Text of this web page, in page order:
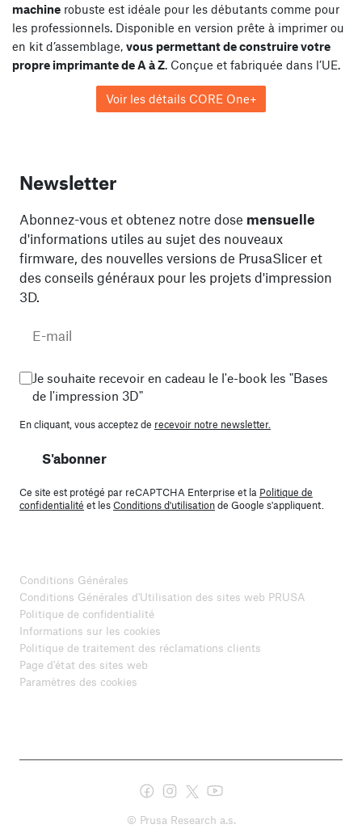
machine robuste est idéale pour les débutants comme pour
les professionnels. Disponible en version prête à imprimer ou
en kit d’assemblage, vous permettant de construire votre
propre imprimante de A à Z. Conçue et fabriquée dans l’UE.
Voir les détails CORE One+
Newsletter
Abonnez-vous et obtenez notre dose mensuelle
d'informations utiles au sujet des nouveaux
firmware, des nouvelles versions de PrusaSlicer et
des conseils généraux pour les projets d'impression
3D.
Je souhaite recevoir en cadeau le l'e-book les "Bases
de l'impression 3D"
En cliquant, vous acceptez de recevoir notre newsletter.
S'abonner
Ce site est protégé par reCAPTCHA Enterprise et la Politique de
confidentialité et lesConditions d'utilisationde Google s'appliquent.
Conditions Générales
Conditions Générales d'Utilisation des sites web PRUSA
Politique de confidentialité
Informations sur les cookies
Politique de traitement des réclamations clients
Page d'état des sites web
Paramètres des cookies
© Prusa Research a.s.